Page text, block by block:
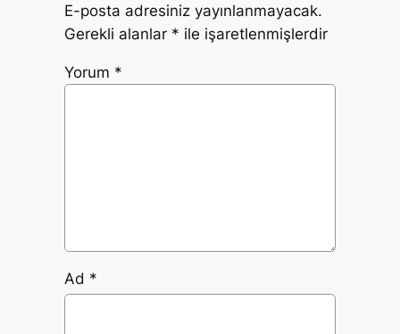
E-posta adresiniz yayınlanmayacak.
Gerekli alanlar * ile işaretlenmişlerdir
Yorum *
Ad *